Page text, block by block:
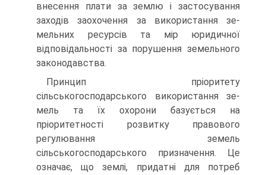
внесення плати за землю і застосування
заходів заохочення за використання зе­
мельних ресурсів та мір юридичної
відповідальності за порушення земельного
законодавства.
Принцип пріоритету
сільськогосподарського використання зе­
мель та їх охорони базується на
пріоритетності розвитку правового
регулювання земель
сільськогосподарського призначення. Це
означає, що землі, придатні для потреб